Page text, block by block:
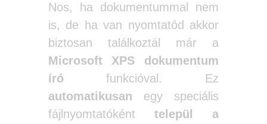
Nos, ha dokumentummal nem
is, de ha van nyomtatód akkor
biztosan találkoztál már a
Microsoft XPS dokumentum
írófunkcióval. Ez
automatikusan egy speciális
fájlnyomtatóként települ a